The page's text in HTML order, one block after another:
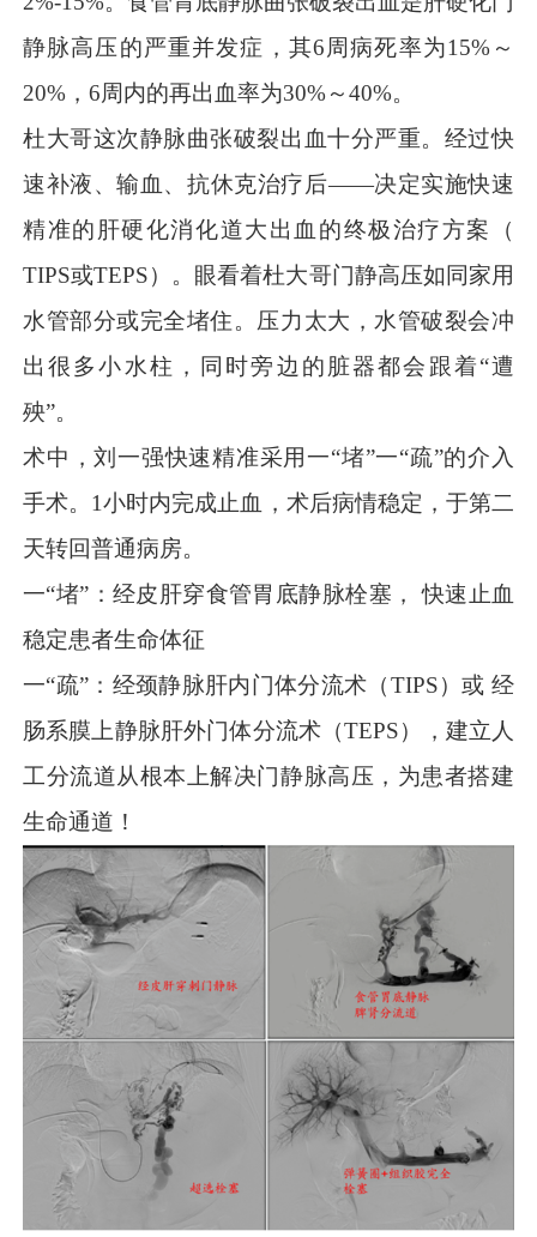
静脉高压的严重并发症，其6周病死率为15%～
20%，6周内的再出血率为30%～40%。
杜大哥这次静脉曲张破裂出血十分严重。经过快
速补液、输血、抗休克治疗后——决定实施快速
精准的肝硬化消化道大出血的终极治疗方案（
TIPS或TEPS）。眼看着杜大哥门静高压如同家用
水管部分或完全堵住。压力太大，水管破裂会冲
出很多小水柱，同时旁边的脏器都会跟着“遭
殃”。
术中，刘一强快速精准采用一“堵”一“疏”的介入
手术。1小时内完成止血，术后病情稳定，于第二
天转回普通病房。
一“堵”：经皮肝穿食管胃底静脉栓塞 ，
快速止血
稳定患者生命体征
一“疏”：经颈静脉肝内门体分流术（TIPS）或 经
肠系膜上静脉肝外门体分流术（TEPS）
， 建立人
工分流道从根本上解决门静脉高压，为患者搭建
生命通道！